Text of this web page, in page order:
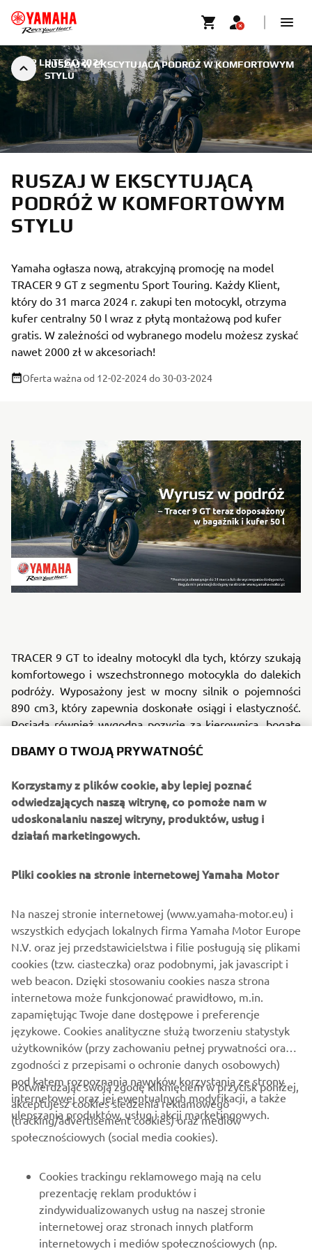
RUSZAJ W EKSCYTUJĄCĄ PODRÓŻ W KOMFORTOWYM
STYLU
12 LUTEGO 2024
RUSZAJ W EKSCYTUJĄCĄ
PODRÓŻ W KOMFORTOWYM
STYLU
Yamaha ogłasza nową, atrakcyjną promocję na model
TRACER 9 GT z segmentu Sport Touring. Każdy Klient,
który do 31 marca 2024 r. zakupi ten motocykl, otrzyma
kufer centralny 50 l wraz z płytą montażową pod kufer
gratis. W zależności od wybranego modelu możesz zyskać
nawet 2000 zł w akcesoriach!
Oferta ważna od 12-02-2024do 30-03-2024
TRACER 9 GT to idealny motocykl dla tych, którzy szukają
komfortowego i wszechstronnego motocykla do dalekich
podróży. Wyposażony jest w mocny silnik o pojemności
890 cm3, który zapewnia doskonałe osiągi i elastyczność.
Posiada również wygodną pozycję za kierownicą, bogate
które dopasujesz do własnych potrzeb. Jego
elektronicznego sterowania półaktywnym zawieszeniem,
który na bieżąco dostosowuje siłę tłumienia z przodu i z
tyłu, zapewniając najwyższą płynność i bezpieczeństwo
jazdy, niezależnie od obciążenia i prędkości. TRACER 9 GT
komfort w podróży, nie rezygnując przy tym z dynamiki.
modelowego 2021 oraz TRACER 9 GT z rocznika
modelowego 2023, które są dostępne w autoryzowanych
salonach dealerskich Yamahy w Polsce.
Nie czekaj, skorzystaj z tej wyjątkowej okazji i wybierz się
w podróż życia z TRACERem 9 GT!
Regulamin promocji dostępny tutaj
O FIRMIE
WIĘCEJ YAMAHA
WSPARCIE
DBAMY O TWOJĄ PRYWATNOŚĆ
Korzystamy z plików cookie, aby lepiej poznać
odwiedzających naszą witrynę, co pomoże nam w
udoskonalaniu naszej witryny, produktów, usług i
działań marketingowych.
Pliki cookies na stronie internetowej Yamaha Motor
Na naszej stronie internetowej (www.yamaha-motor.eu) i
wszystkich edycjach lokalnych firma Yamaha Motor Europe
N.V. oraz jej przedstawicielstwa i filie posługują się plikami
cookies (tzw. ciasteczka) oraz podobnymi, jak javascript i
web beacon. Dzięki stosowaniu cookies nasza strona
internetowa może funkcjonować prawidłowo, m.in.
zapamiętując Twoje dane dostępowe i preferencje
językowe. Cookies analityczne służą tworzeniu statystyk
użytkowników (przy zachowaniu pełnej prywatności oraz
zgodności z przepisami o ochronie danych osobowych)
pod kątem rozpoznania nawyków korzystania ze strony
internetowej oraz jej ewentualnych modyfikacji, a także
ulepszania produktów, usług i akcji marketingowych.
Potwierdzając swoją zgodę kliknięciem w przycisk poniżej,
akceptujesz cookies śledzenia reklamowego
(tracking/advertisement cookies) oraz mediów
społecznościowych (social media cookies).
Cookies trackingu reklamowego mają na celu
prezentację reklam produktów i
zindywidualizowanych usług na naszej stronie
internetowej oraz stronach innych platform
internetowych i mediów społecznościowych (np.